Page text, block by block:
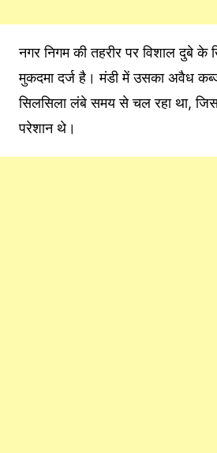
नगर निगम की तहरीर पर विशाल दुबे
मुकदमा दर्ज है। मंडी में उसका अवैध
सिलसिला लंबे समय से चल रहा था,
परेशान थे।